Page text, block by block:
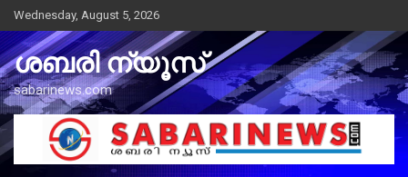
Skip
to
content
Wednesday, August 5, 2026
ശബരി ന്യൂസ്
sabarinews.com